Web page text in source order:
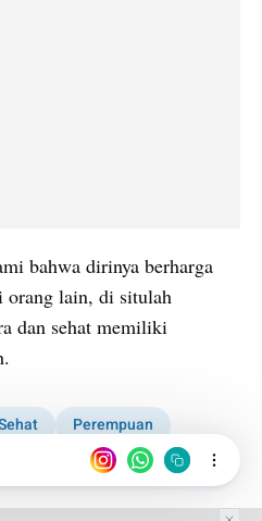
bahwa dirinya berharga
orang lain, di situlah
dan sehat memiliki
Perempuan